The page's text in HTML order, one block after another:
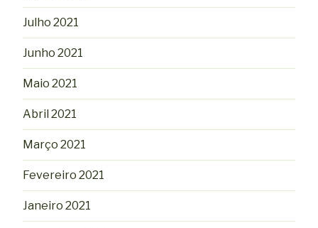
Julho 2021
Junho 2021
Maio 2021
Abril 2021
Março 2021
Fevereiro 2021
Janeiro 2021